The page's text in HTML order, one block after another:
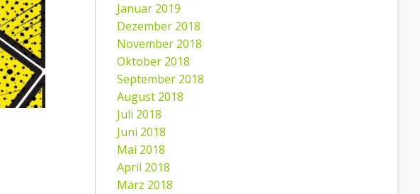
Januar 2019
Dezember 2018
November 2018
Oktober 2018
September 2018
August 2018
Juli 2018
Juni 2018
Mai 2018
April 2018
März 2018